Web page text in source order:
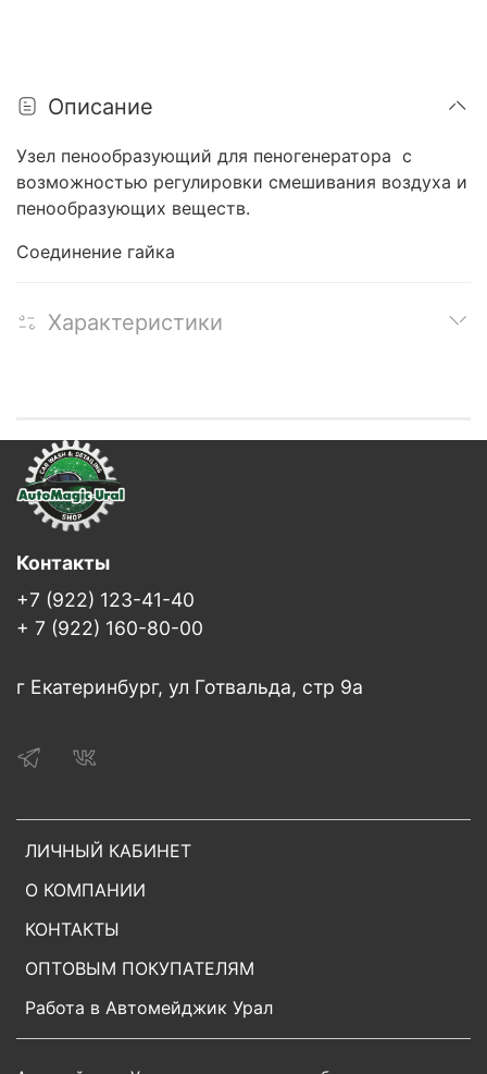
Описание
Узел пенообразующий для пеногенератора с
возможностью регулировки смешивания воздуха и
пенообразующих веществ.
Соединение гайка
Характеристики
ЛИЧНЫЙ КАБИНЕТ
О КОМПАНИИ
КОНТАКТЫ
ОПТОВЫМ ПОКУПАТЕЛЯМ
Работа в Автомейджик Урал
Контакты
+7 (922) 123-41-40
+ 7 (922) 160-80-00
г Екатеринбург, ул Готвальда, стр 9а